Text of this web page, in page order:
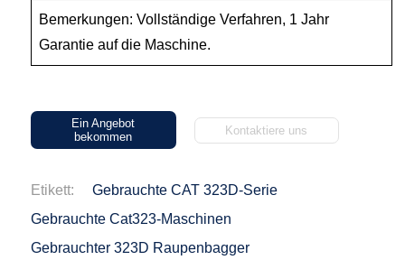
Bemerkungen: Vollständige Verfahren, 1 Jahr
Garantie auf die Maschine.
Ein Angebot
bekommen
Kontaktiere uns
Etikett:
Gebrauchte CAT 323D-Serie
Gebrauchte Cat323-Maschinen
Gebrauchter 323D Raupenbagger